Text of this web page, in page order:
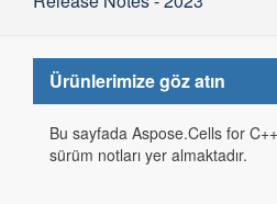
Ürünlerimize göz atın
Bu sayfada Aspose.Cells for
sürüm notları yer almaktadır.